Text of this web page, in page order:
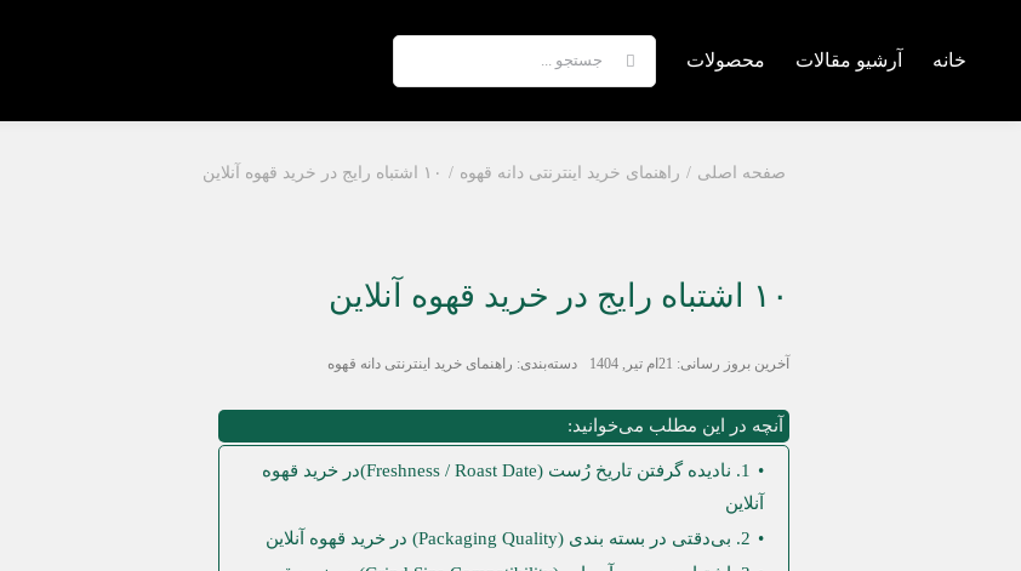
خانه آرشیو مقالات محصولات
جستجو
برای:
صفحه اصلی راهنمای خرید اینترنتی دانه قهوه ۱۰ اشتباه رایج در خرید قهوه آنلاین
۱۰ اشتباه رایج در خرید قهوه آنلاین
آخرین بروز رسانی: 21ام تیر, 1404 دسته‌بندی: راهنمای خرید اینترنتی دانه قهوه
آنچه در این مطلب می‌خوانید:
1. نادیده گرفتن تاریخ رُست (Freshness / Roast Date)در خرید قهوه
آنلاین
2. بی‌دقتی در بسته بندی (Packaging Quality) در خرید قهوه آنلاین